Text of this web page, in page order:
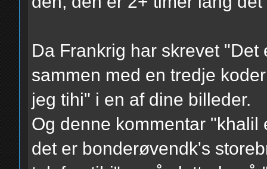
Da Frankrig har skrevet
sammen med en tredje
jeg tihi" i en af dine billeder.
Og denne kommentar "khalil
det er bonderøvendk's